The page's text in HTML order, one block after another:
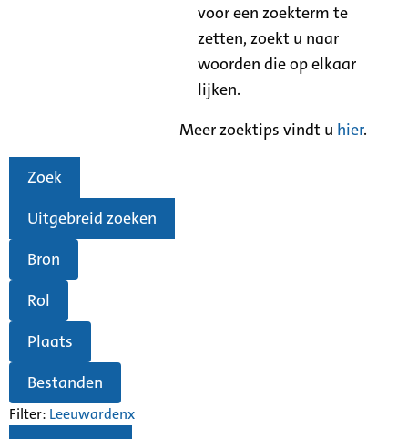
voor een zoekterm te
zetten, zoekt u naar
woorden die op elkaar
lijken.
Meer zoektips vindt u hier.
Zoek
Uitgebreid zoeken
Bron
Rol
Plaats
Bestanden
Filter: Leeuwardenx